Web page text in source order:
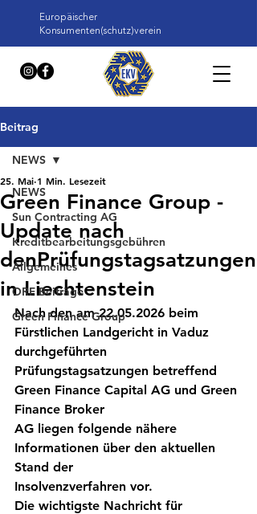
Europäischer
Konsumenten(schutz)verein
Beitrag
NEWS
Sun Contracting AG
Kreditbearbeitungsgebühren
Allgemeines
ORF Beiträge
Green Finance Group
NEWS
Green Finance Group -
Update nach
denPrüfungstagsatzungen
in Liechtenstein
25. Mai 1 Min. Lesezeit
Nach den am 22.05.2026 beim
Fürstlichen Landgericht in Vaduz
durchgeführten
Prüfungstagsatzungen betreffend
Green Finance Capital AG und Green
Finance Broker
AG liegen folgende nähere
Informationen über den aktuellen
Stand der
Insolvenzverfahren vor.
Die wichtigste Nachricht für